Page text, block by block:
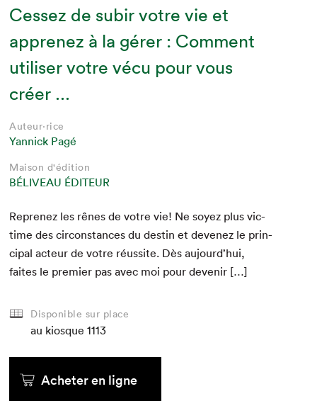
Cessez de subir votre vie et
apprenez à la gérer : Comment
utiliser votre vécu pour vous
créer ...
Auteur·rice
Yannick Pagé
Maison d'édition
BÉLIVEAU ÉDITEUR
Reprenez les rênes de votre vie! Ne soyez plus vic­
time des cir­con­stances du des­tin et devenez le prin­
ci­pal acteur de votre réus­site. Dès aujourd’hui,
faites le pre­mier pas avec moi pour devenir […]
Disponible sur place
au kiosque 1113
Acheter en ligne